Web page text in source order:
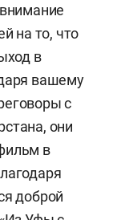
на то, что
в
вашему
с
они
в
доброй